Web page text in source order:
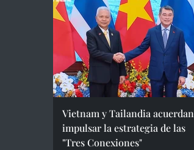
Vietnam y Tailandia acuerdan
impulsar la estrategia de las
"Tres Conexiones"